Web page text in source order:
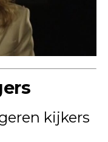
kijkers